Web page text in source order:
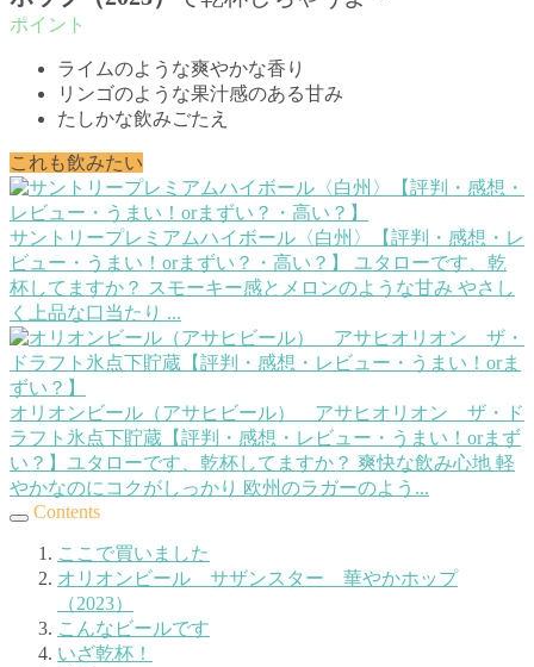
ライムのような爽やかな香り
リンゴのような果汁感のある甘み
たしかな飲みごたえ
これも飲みたい
サントリープレミアムハイボール〈白州〉【評判・感想・レ
ビュー・うまい！orまずい？・高い？】
ユタローです、乾
杯してますか？ スモーキー感とメロンのような甘み やさし
く上品な口当たり ...
オリオンビール（アサヒビール） アサヒオリオン ザ・ド
ラフト氷点下貯蔵【評判・感想・レビュー・うまい！orまず
い？】 ユタローです、乾杯してますか？ 爽快な飲み心地 軽
やかなのにコクがしっかり 欧州のラガーのよう...
Contents
ここで買いました
オリオンビール サザンスター 華やかホップ
（2023）
こんなビールです
いざ乾杯！